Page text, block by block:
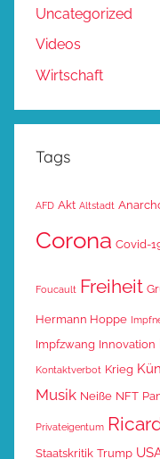
Uncategorized
Videos
Wirtschaft
Tags
AFD Akt Altstadt
Corona Covid-
Foucault Freiheit
Hermann Hoppe
Impfzwang Innovation
Kontaktverbot Krieg
Musik Neiße NFT
Privateigentum
Staatskritik Trump